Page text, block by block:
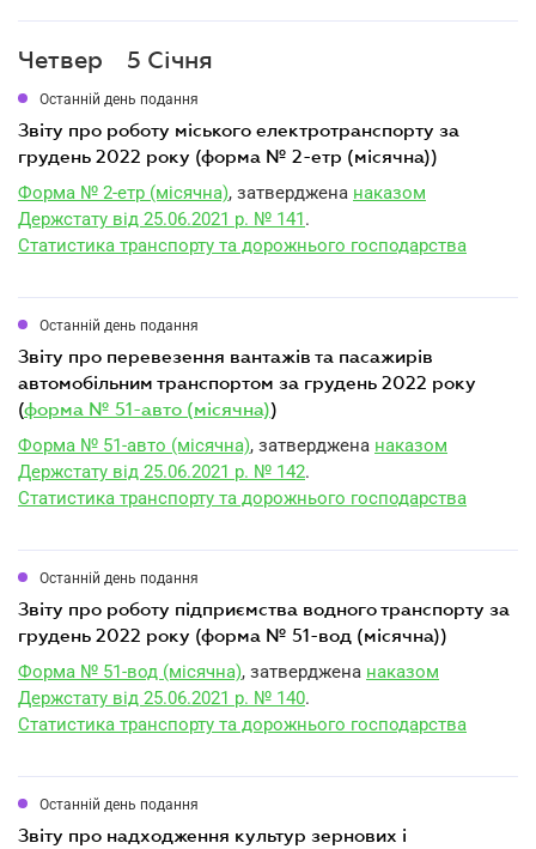
Четвер 5 Січня
Останній день подання
звіту про роботу міського електротранспорту за
грудень 2022 року (форма № 2-етр (місячна))
Форма № 2-етр (місячна), затверджена наказом
Держстату від 25.06.2021 р. № 141.
Статистика транспорту та дорожнього господарства
Останній день подання
звіту про перевезення вантажів та пасажирів
автомобільним транспортом за грудень 2022 року
(форма № 51-авто (місячна))
Форма № 51-авто (місячна), затверджена наказом
Держстату від 25.06.2021 р. № 142.
Статистика транспорту та дорожнього господарства
Останній день подання
звіту про роботу підприємства водного транспорту за
грудень 2022 року (форма № 51-вод (місячна))
Форма № 51-вод (місячна), затверджена наказом
Держстату від 25.06.2021 р. № 140.
Статистика транспорту та дорожнього господарства
Останній день подання
звіту про надходження культур зернових і